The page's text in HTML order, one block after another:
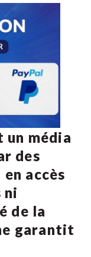
un média
des
accès
ni
de la
garantit